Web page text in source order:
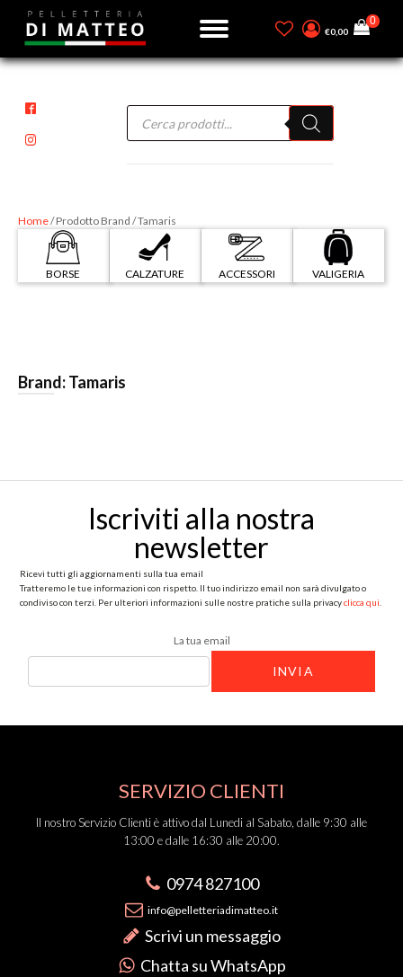
€0,00
Products
search
Home/ Prodotto Brand / Tamaris
BORSE CALZATURE ACCESSORI VALIGERIA
Brand:Tamaris
Iscriviti alla nostra
newsletter
Ricevi tutti gli aggiornamenti sulla tua email
Tratteremo le tue informazioni con rispetto. Il tuo indirizzo email non sarà divulgato o
condiviso con terzi. Per ulteriori informazioni sulle nostre pratiche sulla privacyclicca qui
La tua email
SERVIZIO CLIENTI
Il nostro Servizio Clienti è attivo dal Lunedi al Sabato, dalle 9:30 alle
13:00 e dalle 16:30 alle 20:00.
0974 827100
info@pelletteriadimatteo.it
Scrivi un messaggio
Chatta su WhatsApp